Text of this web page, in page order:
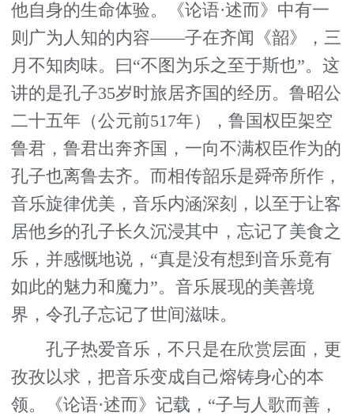
他自身的生命体验。《论语·述而》中有一
则广为人知的内容——子在齐闻《韶》，三
月不知肉味。曰“不图为乐之至于斯也”。这
讲的是孔子35岁时旅居齐国的经历。鲁昭公
二十五年（公元前517年），鲁国权臣架空
鲁君，鲁君出奔齐国，一向不满权臣作为的
孔子也离鲁去齐。而相传韶乐是舜帝所作，
音乐旋律优美，音乐内涵深刻，以至于让客
居他乡的孔子长久沉浸其中，忘记了美食之
乐，并感慨地说，“真是没有想到音乐竟有
如此的魅力和魔力”。音乐展现的美善境
界，令孔子忘记了世间滋味。
孔子热爱音乐，不只是在欣赏层面，更
孜孜以求，把音乐变成自己熔铸身心的本
领。《论语·述而》记载，“子与人歌而善，